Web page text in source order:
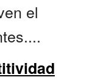
el